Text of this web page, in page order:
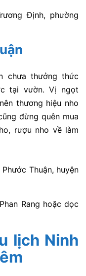
Định, phường
chưa thưởng thức
tại vườn. Vị ngọt
thương hiệu nho
đừng quên mua
rượu nho về làm
Thuận, huyện
Rang hoặc dọc
lịch Ninh